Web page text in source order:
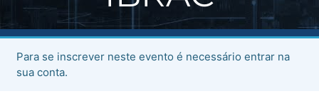
Para se inscrever neste evento é necessário entrar na
sua conta.